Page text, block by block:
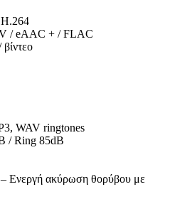
/ eAAC + / FLAC
WAV ringtones
/ Ring 85dB
Ενεργή ακύρωση θορύβου με